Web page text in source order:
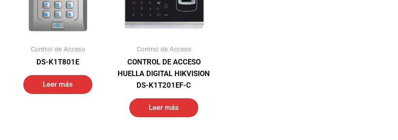
Control de Acceso
DS-K1T801E
Leer más
Control de Acceso
CONTROL DE ACCESO
HUELLA DIGITAL HIKVISION
DS-K1T201EF-C
Leer más